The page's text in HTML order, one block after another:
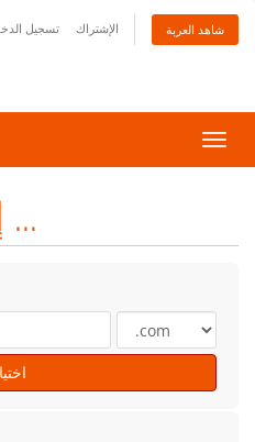
تسجيل الإشتراك شاهد العربة
تبديل
التنقل
إختيار الدومين ...